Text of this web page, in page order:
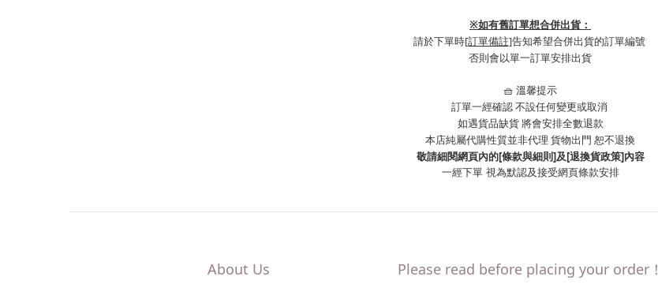
※如有舊訂單想合併出貨：
請於下單時[訂單備註]告知希望合併出貨的訂單編號
否則會以單一訂單安排出貨
🧺 溫馨提示
訂單一經確認 不設任何變更或取消
如遇貨品缺貨 將會安排全數退款
本店純屬代購性質並非代理 貨物出門 恕不退換
敬請細閱網頁內的[條款與細則]及[退換貨政策]內容
一經下單 視為默認及接受網頁條款安排
About Us Please read before placing your order！